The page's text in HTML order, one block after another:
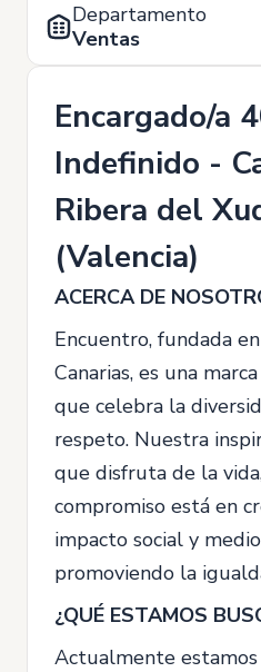
Departamento
Ventas
Encargado/a
Indefinido -
Ribera del
(Valencia)
ACERCA DE
Encuentro, fundada
Canarias, es una
que celebra la
respeto. Nuestra
que disfruta de la
compromiso está en
impacto social y
promoviendo la
¿QUÉ ESTAMOS
Actualmente